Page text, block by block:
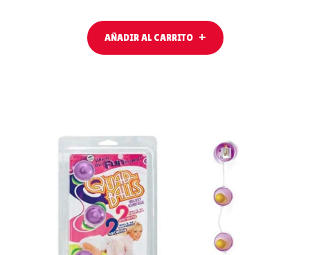
AÑADIR AL CARRITO
AÑADIR AL
CARRITO